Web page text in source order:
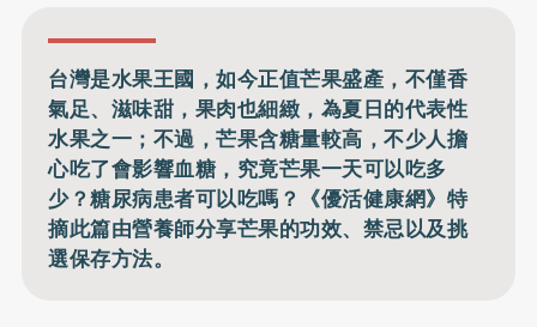
台灣是水果王國，如今正值芒果盛產，不僅香
氣足、滋味甜，果肉也細緻，為夏日的代表性
水果之一；不過，芒果含糖量較高，不少人擔
心吃了會影響血糖，究竟芒果一天可以吃多
少？糖尿病患者可以吃嗎？《優活健康網》特
摘此篇由營養師分享芒果的功效、禁忌以及挑
選保存方法。